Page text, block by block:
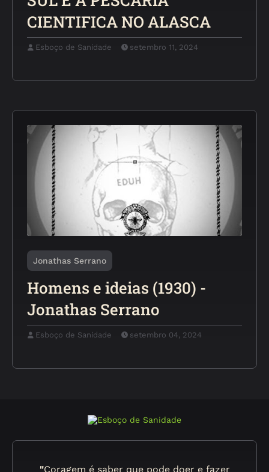
CIENTIFICA NO ALASCA
Esboço de Sanidade setembro 11, 2024
Jonathas Serrano
Homens e ideias (1930) -
Jonathas Serrano
Esboço de Sanidade setembro 04, 2024
"Coragem é saber que pode doer e fazer